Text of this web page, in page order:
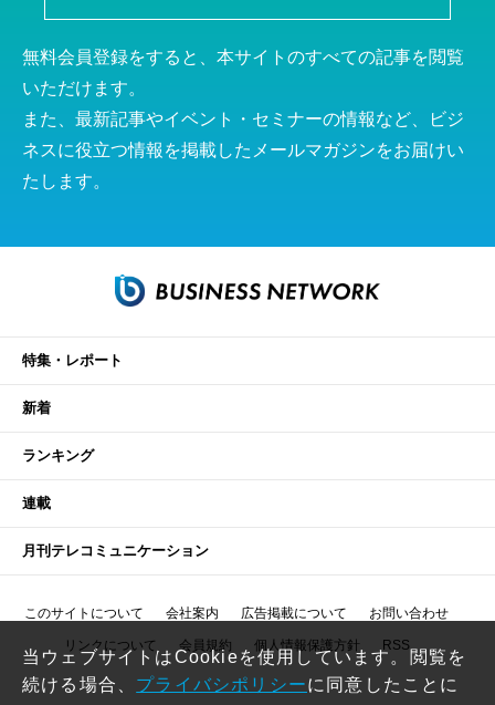
無料会員登録をすると、本サイトのすべての記事を閲覧
いただけます。
また、最新記事やイベント・セミナーの情報など、ビジ
ネスに役立つ情報を掲載したメールマガジンをお届けい
たします。
特集・レポート
新着
ランキング
連載
月刊テレコミュニケーション
このサイトについて 会社案内 広告掲載について お問い合わせ
リンクについて 会員規約 個人情報保護方針 RSS
当ウェブサイトはCookieを使用しています。閲覧を
続ける場合、 プライバシポリシーに同意したことに